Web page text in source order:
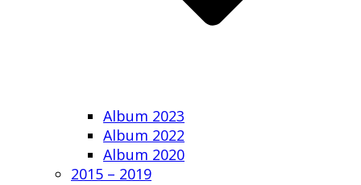
Album 2023
Album 2022
Album 2020
2015 – 2019